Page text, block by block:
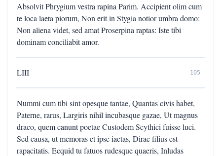
Absolvit Phrygium vestra rapina Parim. Accipient olim cum
te loca laeta piorum, Non erit in Stygia notior umbra domo:
Non aliena videt, sed amat Proserpina raptas: Iste tibi
dominam conciliabit amor.
LIII 105
Nummi cum tibi sint opesque tantae, Quantas civis habet,
Paterne, rarus, Largiris nihil incubasque gazae, Ut magnus
draco, quem canunt poetae Custodem Scythici fuisse luci.
Sed causa, ut memoras et ipse iactas, Dirae filius est
rapacitatis. Ecquid tu fatuos rudesque quaeris, Inludas